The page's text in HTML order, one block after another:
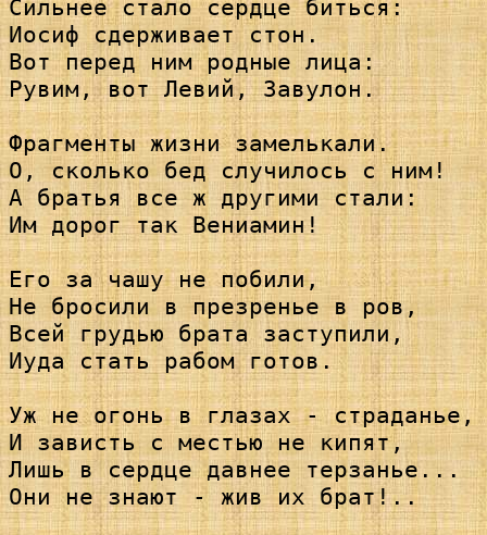
Сильнее стало сердце биться:
Иосиф сдерживает стон.
Вот перед ним родные лица:
Рувим, вот Левий, Завулон.
Фрагменты жизни замелькали.
О, сколько бед случилось с ним!
А братья все ж другими стали:
Им дорог так Вениамин!
Его за чашу не побили,
Не бросили в презренье в ров,
Всей грудью брата заступили,
Иуда стать рабом готов.
Уж не огонь в глазах - страданье,
И зависть с местью не кипят,
Лишь в сердце давнее терзанье...
Они не знают - жив их брат!..